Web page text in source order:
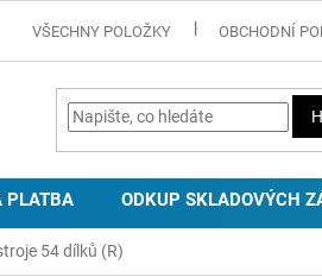
VŠECHNY POLOŽKY OBCHODNÍ
PLATBA ODKUP SKLADOVÝCH
54 dílků (R)